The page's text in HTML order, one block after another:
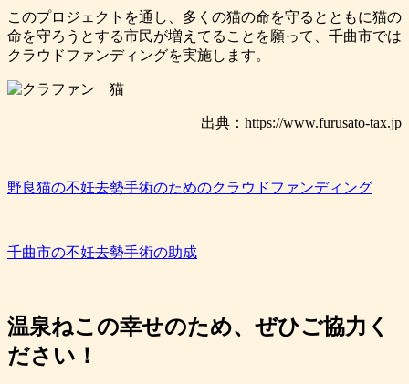
このプロジェクトを通し、多くの猫の命を守るとともに猫の
命を守ろうとする市民が増えてることを願って、千曲市では
クラウドファンディングを実施します。
出典：https://www.furusato-tax.jp
野良猫の不妊去勢手術のためのクラウドファンディング
千曲市の不妊去勢手術の助成
温泉ねこの幸せのため、ぜひご協力く
ださい！